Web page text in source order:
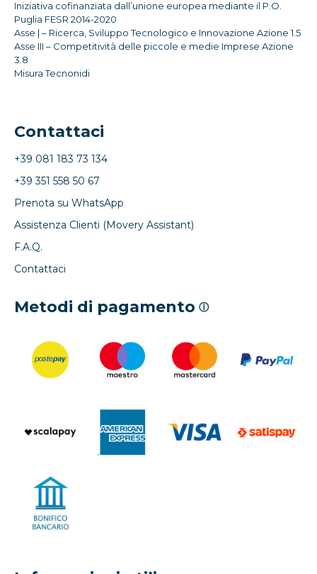
Iniziativa cofinanziata dall’unione europea mediante il P.O.
Puglia FESR 2014-2020
Asse | – Ricerca, Sviluppo Tecnologico e Innovazione Azione 1.5
Asse III – Competitività delle piccole e medie Imprese Azione
3.8
Misura Tecnonidi
Contattaci
+39 081 183 73 134
+39 351 558 50 67
Prenota su WhatsApp
Assistenza Clienti (Movery Assistant)
F.A.Q.
Contattaci
Metodi di pagamento ⓘ